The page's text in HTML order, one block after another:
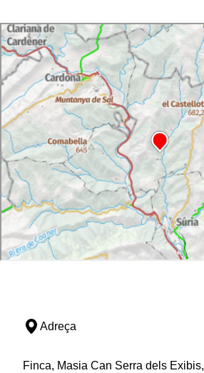
Adreça
Finca, Masia Can Serra dels